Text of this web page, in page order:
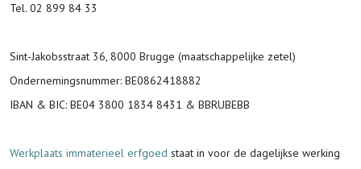
Tel. 02 899 84 33
Sint-Jakobsstraat 36, 8000 Brugge (maatschappelijke zetel)
Ondernemingsnummer: BE0862418882
IBAN & BIC: BE04 3800 1834 8431 & BBRUBEBB
Werkplaats immaterieel erfgoed staat in voor de dagelijkse werking